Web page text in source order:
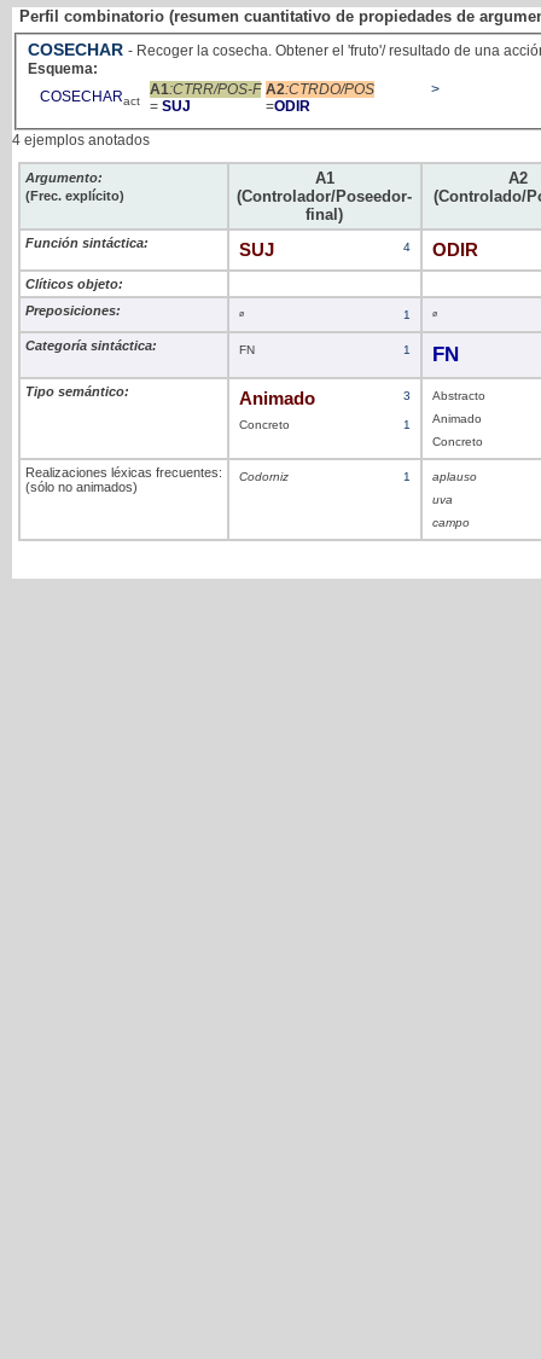
Perfil combinatorio (resumen cuantitativo de propiedades de
COSECHAR - Recoger la cosecha. Obtener el 'fruto'/ resultado de una
Esquema:
COSECHARact
A1:CTRR/POS-F
= SUJ
A2:CTRDO/POS
=ODIR
>
4 ejemplos anotados
Argumento:
(Frec. explícito)
A1
(Controlador/Poseedor-
final)
A2
(Controlado/
Función sintáctica: SUJ 4 ODIR
Clíticos objeto:
Preposiciones:
ø 1 ø
Categoría sintáctica: FN 1 FN
Tipo semántico: Animado 3
Concreto 1
Abstracto
Animado
Concreto
Realizaciones léxicas frecuentes:
(sólo no animados)
Codorniz 1
aplauso
uva
campo